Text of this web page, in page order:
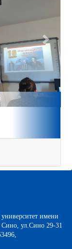
Next
имени
ул.Сино 29-31